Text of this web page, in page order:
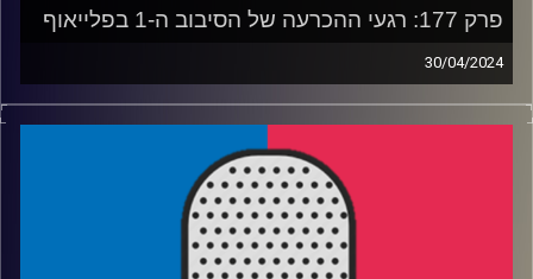
פרק 177: רגעי ההכרעה של הסיבוב ה-1 בפלייאוף
30/04/2024
פודקאסט האן.בי.איי עם ערן סורוקה, שרון דוידוביץ׳, משה
דוידוביץ׳ ועידן לוצקי
רבע 1: דנבר באמצע – העתיד של הלייקרס בסיום הסדרה,
העתיד של מינסוטה לפני פתיחתה
רבע 2: אוקלהומה ממתינה – דאלאס והקליפרס צמודות